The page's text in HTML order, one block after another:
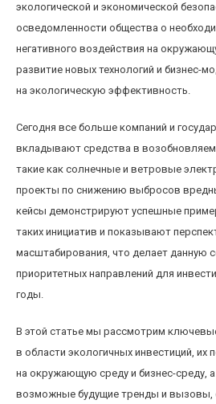
экологической и экономической
осведомленности общества о
негативного воздействия на
развитие новых технологий и бизнес-
на экологическую эффективность.
Сегодня все больше компаний и
вкладывают средства в
такие как солнечные и ветровые
проекты по снижению выбросов
кейсы демонстрируют успешные
таких инициатив и показывают
масштабирования, что делает данную
приоритетных направлений для
годы.
В этой статье мы рассмотрим
в области экологичных инвестиций, их
на окружающую среду и бизнес-среду,
возможные будущие тренды и вызовы,